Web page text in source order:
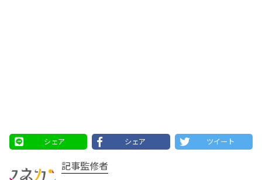
シェア シェア ツイート
記事監修者